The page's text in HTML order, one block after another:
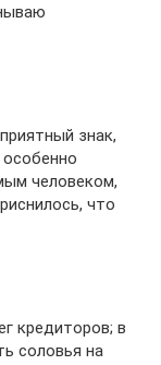
знак,
человеком,
что
кредиторов; в
соловья на